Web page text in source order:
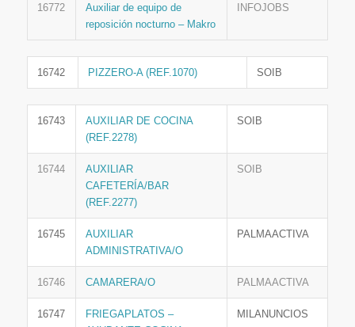
16772
Auxiliar de equipo de
reposición nocturno – Makro
INFOJOBS
16742 PIZZERO-A (REF.1070) SOIB
16743
AUXILIAR DE COCINA
(REF.2278)
SOIB
16744
AUXILIAR
CAFETERÍA/BAR
(REF.2277)
SOIB
16745
AUXILIAR
ADMINISTRATIVA/O
PALMAACTIVA
16746 CAMARERA/O PALMAACTIVA
16747
FRIEGAPLATOS –
MILANUNCIOS